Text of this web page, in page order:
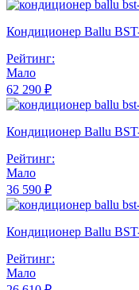
Кондиционер Ballu
Рейтинг:
Мало
62 290 ₽
Кондиционер Ballu
Рейтинг:
Мало
36 590 ₽
Кондиционер Ballu
Рейтинг:
Мало